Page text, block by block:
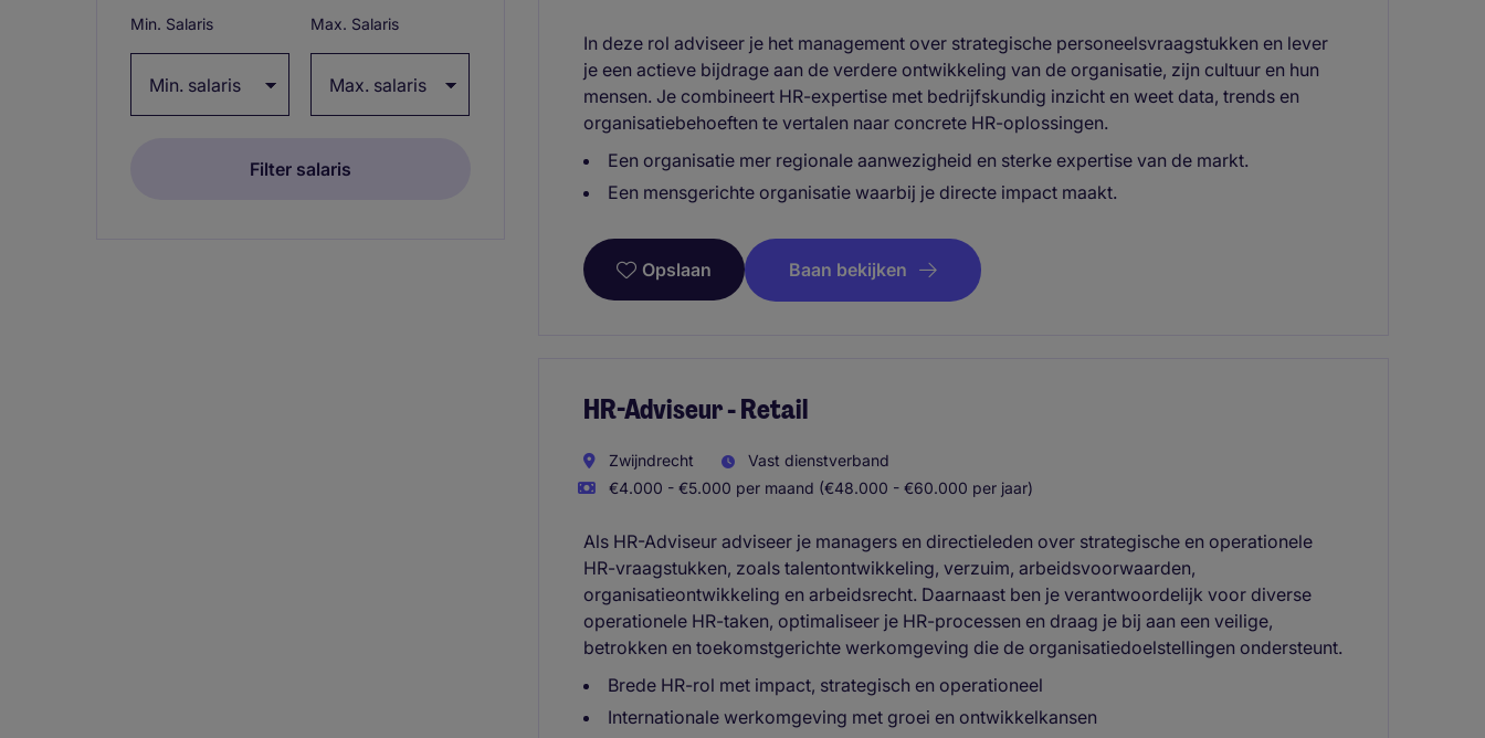
Min. Salaris Max. Salaris
In deze rol adviseer je het management over strategische personeelsvraagstukken en lever
je een actieve bijdrage aan de verdere ontwikkeling van de organisatie, zijn cultuur en hun
mensen. Je combineert HR-expertise met bedrijfskundig inzicht en weet data, trends en
organisatiebehoeften te vertalen naar concrete HR-oplossingen.
Een organisatie mer regionale aanwezigheid en sterke expertise van de markt.
Een mensgerichte organisatie waarbij je directe impact maakt.
Opslaan Baan bekijken
HR-Adviseur - Retail
Zwijndrecht
Vast dienstverband
€4.000 - €5.000 per maand (€48.000 - €60.000 per jaar)
Als HR-Adviseur adviseer je managers en directieleden over strategische en operationele
HR-vraagstukken, zoals talentontwikkeling, verzuim, arbeidsvoorwaarden,
organisatieontwikkeling en arbeidsrecht. Daarnaast ben je verantwoordelijk voor diverse
operationele HR-taken, optimaliseer je HR-processen en draag je bij aan een veilige,
betrokken en toekomstgerichte werkomgeving die de organisatiedoelstellingen ondersteunt.
Brede HR-rol met impact, strategisch en operationeel
Internationale werkomgeving met groei en ontwikkelkansen